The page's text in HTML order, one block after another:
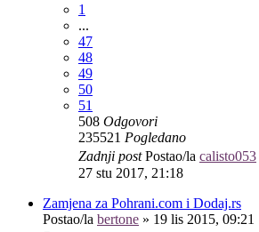
1
...
47
48
49
50
51
508 Odgovori
235521 Pogledano
Zadnji postPostao/la calisto053
27 stu 2017, 21:18
Zamjena za Pohrani.com i Dodaj.rs
Postao/la bertone » 19 lis 2015, 09:21